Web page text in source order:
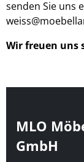
senden Sie uns
Wir freuen uns
Website
MLO
GmbH